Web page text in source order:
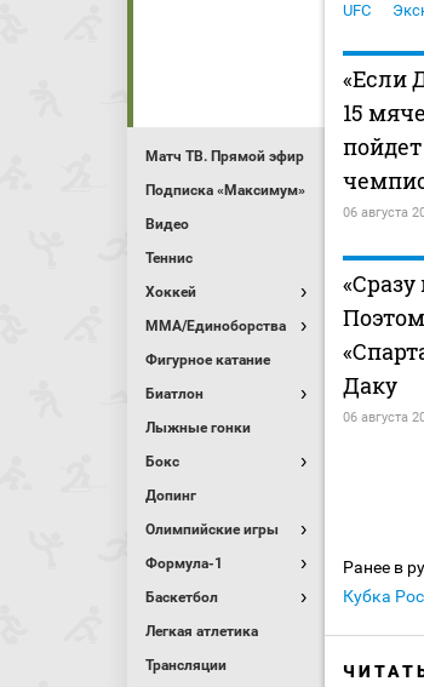
Матч ТВ. Прямой эфир
Подписка «Максимум»
Видео
Теннис
Хоккей
MMA/Единоборства
Фигурное катание
Биатлон
Лыжные гонки
Бокс
Допинг
Олимпийские игры
Формула-1
Баскетбол
Легкая атлетика
Трансляции
UFC
«Если
15
пойдет
06 августа
Даку
06 августа
Ранее в
Кубка